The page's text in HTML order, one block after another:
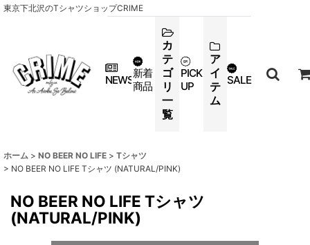
東京下北沢のTシャツショップCRIME
NEWS新着
商品
カ
テ
ゴ
リ
一
覧
PICK
UP
ア
イ
テ
ム
SALE
ホーム > NO BEER NO LIFE > Tシャツ
> NO BEER NO LIFE Tシャツ (NATURAL/PINK)
NO BEER NO LIFE Tシャツ
(NATURAL/PINK)